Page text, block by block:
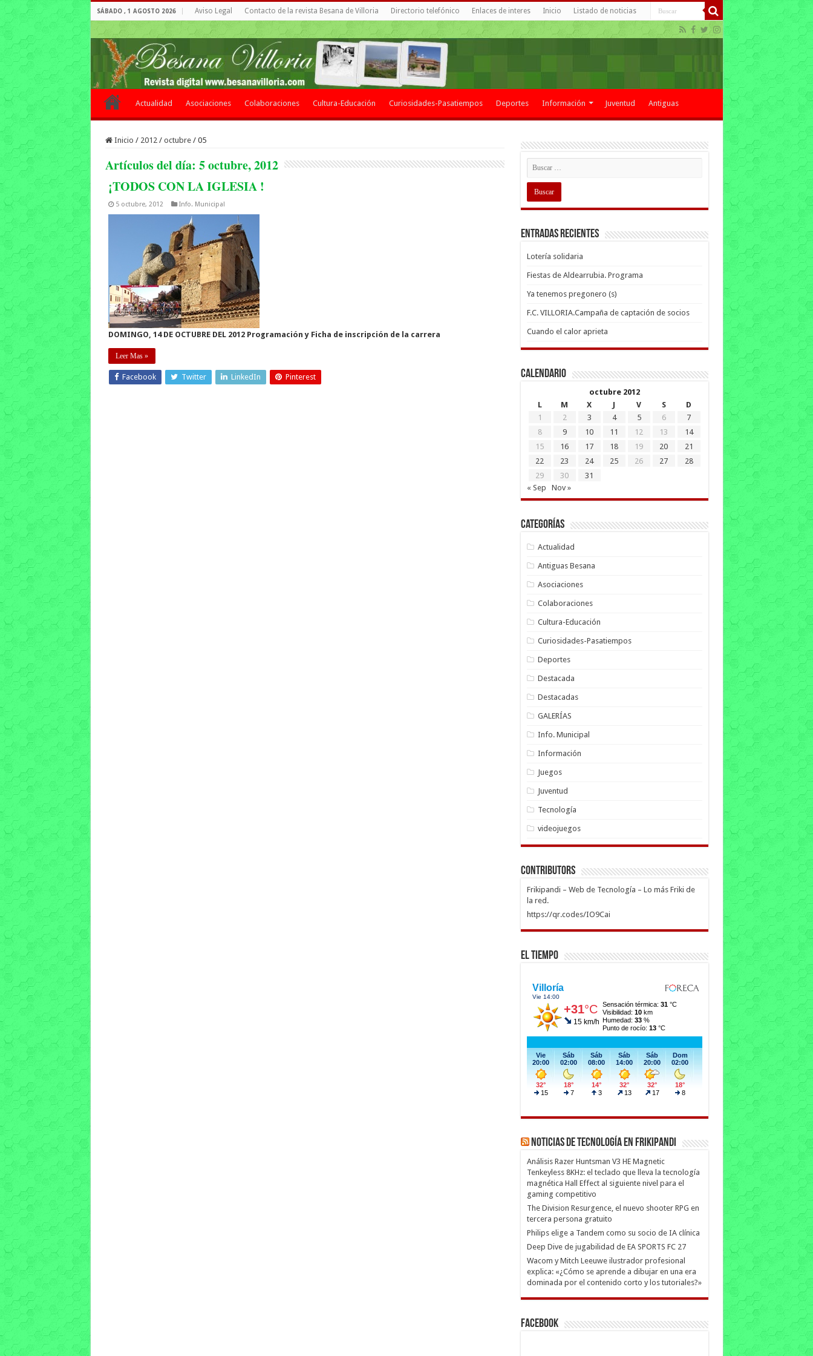
SÁBADO , 1 AGOSTO 2026 Aviso Legal Contacto de la revista Besana de Villoria Directorio telefónico Enlaces de interes Inicio Listado de noticias
Actualidad Asociaciones Colaboraciones Cultura-Educación Curiosidades-Pasatiempos Deportes Información Juventud Antiguas
Inicio / 2012 / octubre / 05
Artículos del día: 5 octubre, 2012
¡TODOS CON LA IGLESIA !
5 octubre, 2012 Info. Municipal
DOMINGO, 14 DE OCTUBRE DEL 2012 Programación y Ficha de inscripción de la carrera
Leer Mas »
Facebook Twitter LinkedIn Pinterest
Entradas recientes
Lotería solidaria
Fiestas de Aldearrubia. Programa
Ya tenemos pregonero (s)
F.C. VILLORIA.Campaña de captación de socios
Cuando el calor aprieta
Calendario
octubre 2012
L
M X J V S
D
1
2 3 4 5 6
7
8
9 10 11 12 13
14
15
16 17 18 19 20
21
22
23 24 25 26 27
28
29
30
31
« Sep
Nov »
Categorías
Actualidad
Antiguas Besana
Asociaciones
Colaboraciones
Cultura-Educación
Curiosidades-Pasatiempos
Deportes
Destacada
Destacadas
GALERÍAS
Info. Municipal
Información
Juegos
Juventud
Tecnología
videojuegos
Contributors
Frikipandi – Web de Tecnología – Lo más Friki de
la red.
https://qr.codes/IO9Cai
El Tiempo
Noticias de Tecnología en Frikipandi
Análisis Razer Huntsman V3 HE Magnetic
Tenkeyless 8KHz: el teclado que lleva la tecnología
magnética Hall Effect al siguiente nivel para el
gaming competitivo
The Division Resurgence, el nuevo shooter RPG en
tercera persona gratuito
Philips elige a Tandem como su socio de IA clínica
Deep Dive de jugabilidad de EA SPORTS FC 27
Wacom y Mitch Leeuwe ilustrador profesional
explica: «¿Cómo se aprende a dibujar en una era
dominada por el contenido corto y los tutoriales?»
Facebook